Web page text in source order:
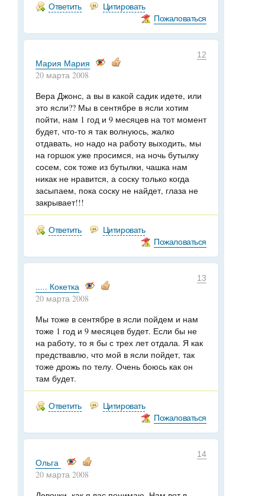
Ответить
Цитировать
Пожаловаться
12
Мария Мария
20 марта 2008
Вера Джонс, а вы в какой садик идете, или
это ясли?? Мы в сентябре в ясли хотим
пойти, нам 1 год и 9 месяцев на тот момент
будет, что-то я так волнуюсь, жалко
отдавать, но надо на работу выходить, мы
на горшок уже просимся, на ночь бутылку
сосем, сок тоже из бутылки, чашка нам
никак не нравится, а соску только когда
засыпаем, пока соску не найдет, глаза не
закрывает!!!
Ответить
Цитировать
Пожаловаться
13
..... Кокетка
20 марта 2008
Мы тоже в сентябре в ясли пойдем и нам
тоже 1 год и 9 месяцев будет. Если бы не
на работу, то я бы с трех лет отдала. Я как
предствавлю, что мой в ясли пойдет, так
тоже дрожь по телу. Очень боюсь как он
там будет.
Ответить
Цитировать
Пожаловаться
14
Ольга
20 марта 2008